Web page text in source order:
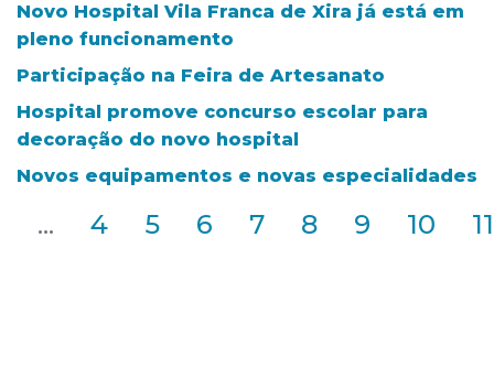
Novo Hospital Vila Franca de Xira já está em
pleno funcionamento
Participação na Feira de Artesanato
Hospital promove concurso escolar para
decoração do novo hospital
Novos equipamentos e novas especialidades
... 4 5 6 7 8 9 10 11